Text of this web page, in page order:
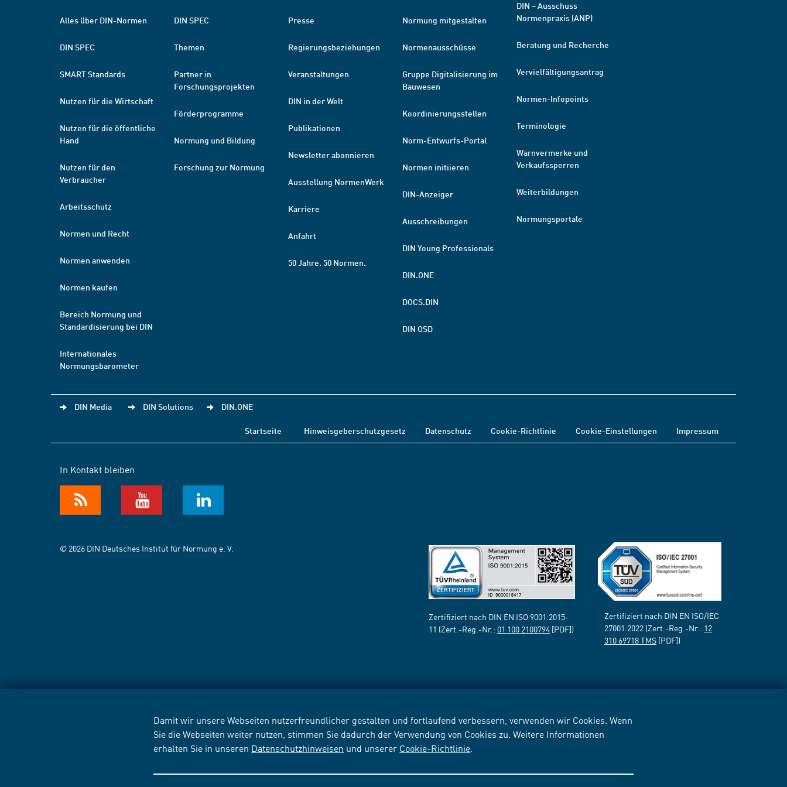
Damit wir unsere Webseiten nutzerfreundlicher gestalten und fortlaufend verbessern, verwenden wir Cookies. Wenn
Sie die Webseiten weiter nutzen, stimmen Sie dadurch der Verwendung von Cookies zu. Weitere Informationen
erhalten Sie in unseren Datenschutzhinweisen und unserer Cookie-Richtlinie
Alles über DIN-Normen
DIN SPEC
SMART Standards
Nutzen für die Wirtschaft
Nutzen für die öffentliche
Hand
Nutzen für den
Verbraucher
Arbeitsschutz
Normen und Recht
Normen anwenden
Normen kaufen
Bereich Normung und
Standardisierung bei DIN
Internationales
Normungsbarometer
DIN SPEC
Themen
Partner in
Forschungsprojekten
Förderprogramme
Normung und Bildung
Forschung zur Normung
Presse
Regierungsbeziehungen
Veranstaltungen
DIN in der Welt
Publikationen
Newsletter abonnieren
Ausstellung NormenWerk
Karriere
Anfahrt
50 Jahre. 50 Normen.
Normung mitgestalten
Normenausschüsse
Gruppe Digitalisierung im
Bauwesen
Koordinierungsstellen
Norm-Entwurfs-Portal
Normen initiieren
DIN-Anzeiger
Ausschreibungen
DIN Young Professionals
DIN.ONE
DOCS.DIN
DIN OSD
DIN – Ausschuss
Normenpraxis (ANP)
Beratung und Recherche
Vervielfältigungsantrag
Normen-Infopoints
Terminologie
Warnvermerke und
Verkaufssperren
Weiterbildungen
Normungsportale
DIN Media DIN Solutions DIN.ONE
Startseite Hinweisgeberschutzgesetz Datenschutz Cookie-Richtlinie Cookie-Einstellungen Impressum
In Kontakt bleiben
© 2026 DIN Deutsches Institut für Normung e. V.
Zertifiziert nach DIN EN ISO 9001:2015-
11 (Zert.-Reg.-Nr.: 01 100 2100794 [PDF])
Zertifiziert nach DIN EN ISO/IEC
27001:2022 (Zert.-Reg.-Nr.: 12
310 69718 TMS [PDF])